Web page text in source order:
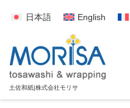
日本語 English